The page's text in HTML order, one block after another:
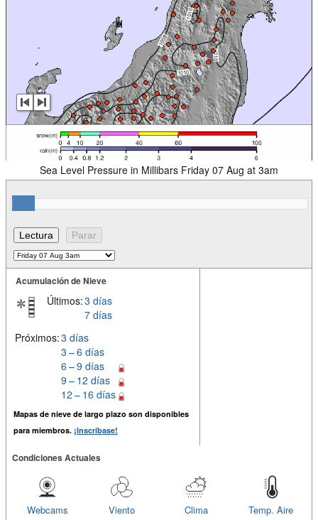
Sea Level Pressure in Millibars Friday 07 Aug at 3am
Acumulación de Nieve
Últimos:3 días
7 días
Próximos:3 días
3 – 6 días
6 – 9 días
9 – 12 días
12 – 16 días
Mapas de nieve de largo plazo son disponibles
para miembros. ¡Inscríbase!
Condiciones Actuales
Temp. Aire
Clima
Viento
Webcams